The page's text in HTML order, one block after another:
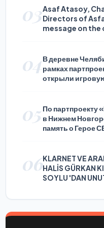
03Asaf Atasoy,
Directors of
message on the
04В деревне
рамках
открыли
05 По партпроекту
в Нижнем
память о Герое
06KLARNET VE
HALİS GÜRKAN
SOYLU 'DAN